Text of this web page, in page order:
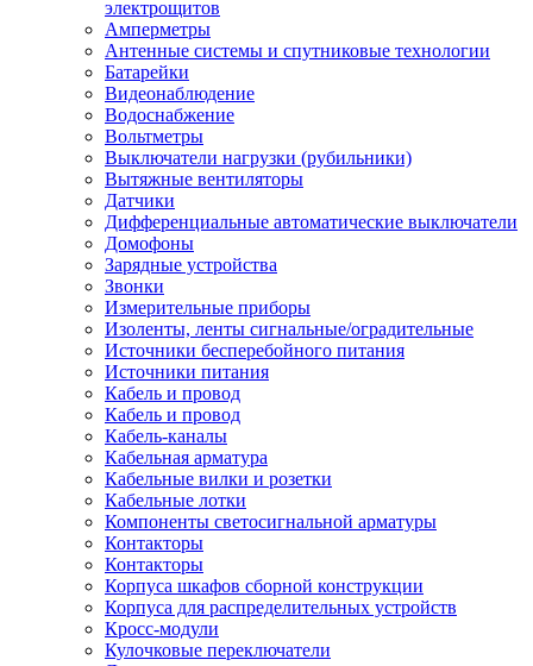
электрощитов
Амперметры
Антенные системы и спутниковые технологии
Батарейки
Видеонаблюдение
Водоснабжение
Вольтметры
Выключатели нагрузки (рубильники)
Вытяжные вентиляторы
Датчики
Дифференциальные автоматические выключатели
Домофоны
Зарядные устройства
Звонки
Измерительные приборы
Изоленты, ленты сигнальные/оградительные
Источники бесперебойного питания
Источники питания
Кабель и провод
Кабель и провод
Кабель-каналы
Кабельная арматура
Кабельные вилки и розетки
Кабельные лотки
Компоненты светосигнальной арматуры
Контакторы
Контакторы
Корпуса шкафов сборной конструкции
Корпуса для распределительных устройств
Кросс-модули
Кулочковые переключатели